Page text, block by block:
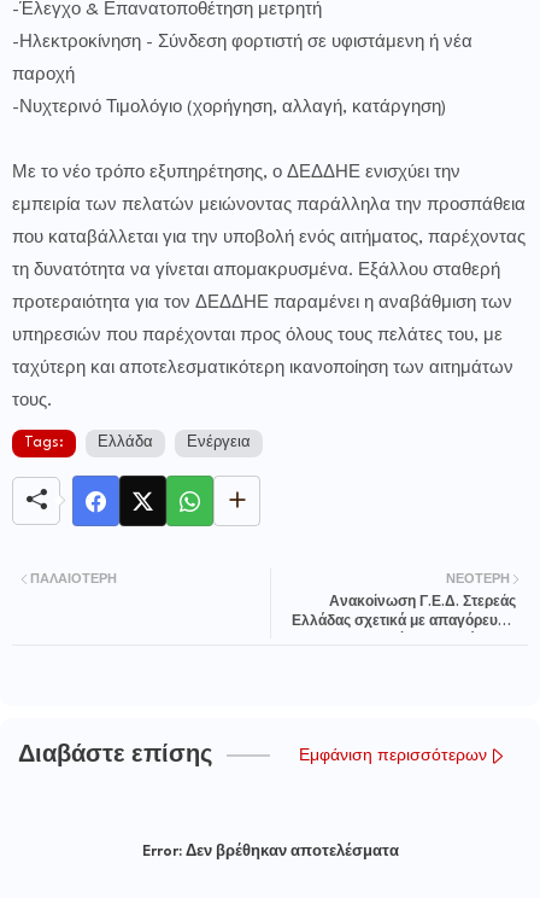
-Έλεγχο & Επανατοποθέτηση μετρητή
-Ηλεκτροκίνηση - Σύνδεση φορτιστή σε υφιστάμενη ή νέα
παροχή
-Νυχτερινό Τιμολόγιο (χορήγηση, αλλαγή, κατάργηση)
Με το νέο τρόπο εξυπηρέτησης, ο ΔΕΔΔΗΕ ενισχύει την
εμπειρία των πελατών μειώνοντας παράλληλα την προσπάθεια
που καταβάλλεται για την υποβολή ενός αιτήματος, παρέχοντας
τη δυνατότητα να γίνεται απομακρυσμένα. Εξάλλου σταθερή
προτεραιότητα για τον ΔΕΔΔΗΕ παραμένει η αναβάθμιση των
υπηρεσιών που παρέχονται προς όλους τους πελάτες του, με
ταχύτερη και αποτελεσματικότερη ικανοποίηση των αιτημάτων
τους.
Tags: Ελλάδα Ενέργεια
ΝΕΌΤΕΡΗ
Ανακοίνωση Γ.Ε.Δ. Στερεάς
Ελλάδας σχετικά με απαγόρευση
ΠΑΛΑΙΌΤΕΡΗ
Διαβάστε επίσης Εμφάνιση περισσότερων
Error:Δεν βρέθηκαν αποτελέσματα